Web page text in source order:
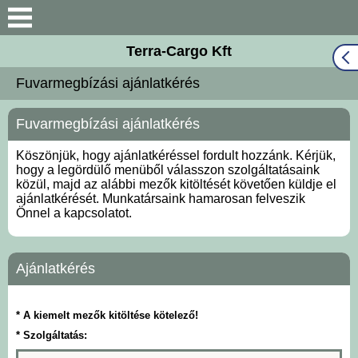
Bemutatkozás
Munkatársaink
Fuvarmegbízási
ajánlatkérés
Elérhetőségek
Dokumentumok
Terra-Cargo Kft
Fuvarmegbízási ajánlatkérés
Fuvarmegbízási ajánlatkérés
Köszönjük, hogy ajánlatkéréssel fordult hozzánk. Kérjük,
hogy a legördülő menüből válasszon szolgáltatásaink
közül, majd az alábbi mezők kitöltését követően küldje el
ajánlatkérését. Munkatársaink hamarosan felveszik
Önnel a kapcsolatot.
Ajánlatkérés
* A kiemelt mezők kitöltése kötelező!
* Szolgáltatás: